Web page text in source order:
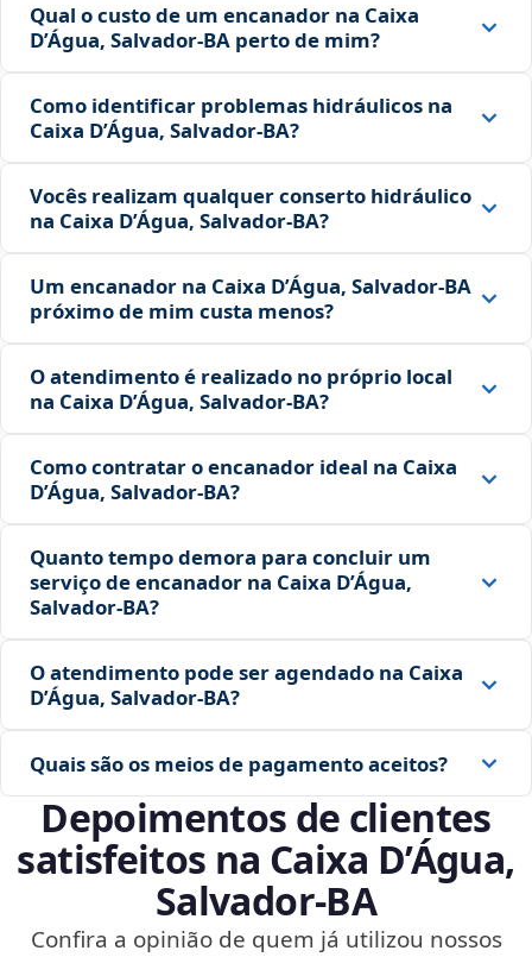
Qual o custo de um encanador na Caixa
D’Água, Salvador‑BA perto de mim?
Como identificar problemas hidráulicos na
Caixa D’Água, Salvador‑BA?
Vocês realizam qualquer conserto hidráulico
na Caixa D’Água, Salvador‑BA?
Um encanador na Caixa D’Água, Salvador‑BA
próximo de mim custa menos?
O atendimento é realizado no próprio local
na Caixa D’Água, Salvador‑BA?
Como contratar o encanador ideal na Caixa
D’Água, Salvador‑BA?
Quanto tempo demora para concluir um
serviço de encanador na Caixa D’Água,
Salvador‑BA?
O atendimento pode ser agendado na Caixa
D’Água, Salvador‑BA?
Quais são os meios de pagamento aceitos?
Depoimentos de clientes
satisfeitos na Caixa D’Água,
Salvador‑BA
Confira a opinião de quem já utilizou nossos